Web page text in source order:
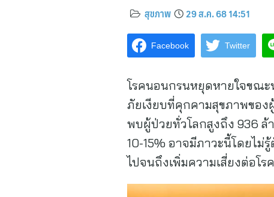
สุขภาพ 29 ส.ค. 68 14:51
Facebook Twitter
โรคนอนกรนหยุดหายใจขณะ
ภัยเงียบที่คุกคามสุขภาพของ
พบผู้ป่วยทั่วโลกสูงถึง 936 ล้
10-15% อาจมีภาวะนี้โดยไ
ไปจนถึงเพิ่มความเสี่ยงต่อโร